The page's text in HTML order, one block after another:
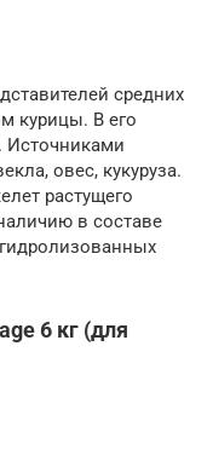
средних
курицы. В его
Источниками
овес, кукуруза.
растущего
в составе
6 кг (для